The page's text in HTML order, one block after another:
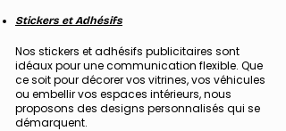
Stickers et Adhésifs
Nos stickers et adhésifs publicitaires sont
idéaux pour une communication flexible. Que
ce soit pour décorer vos vitrines, vos véhicules
ou embellir vos espaces intérieurs, nous
proposons des designs personnalisés qui se
démarquent.